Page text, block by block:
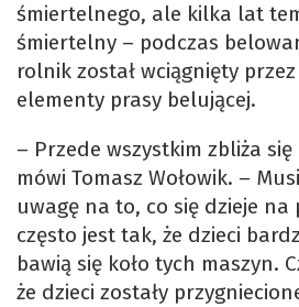
śmiertelnego, ale kilka lat
śmiertelny – podczas
rolnik został wciągnięty
elementy prasy belującej.
– Przede wszystkim zbliża
mówi Tomasz Wołowik. –
uwagę na to, co się dzieje
często jest tak, że dzieci
bawią się koło tych maszyn.
że dzieci zostały